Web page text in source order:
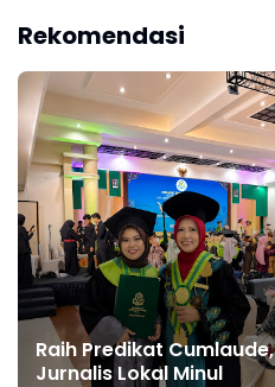
Profesional
Rekomendasi
Raih Predikat Cumlaude,
Jurnalis Lokal Minul